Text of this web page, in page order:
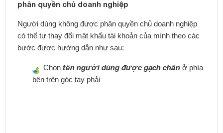
phân quyền chủ doanh nghiệp
Người dùng không được phân quyền chủ doanh nghiệp
có thể tự thay đổi mật khẩu tài khoản của mình theo các
bước được hướng dẫn như sau:
Chọn tên người dùng được gạch chân ở phía
bên trên góc tay phải